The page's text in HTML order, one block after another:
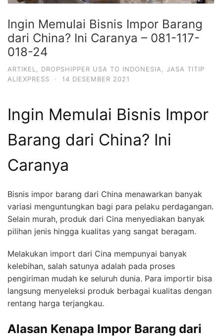
Ingin Memulai Bisnis Impor Barang
dari China? Ini Caranya – 081-117-
018-24
ARTIKEL DROPSHIPPER USA TO INDONESIA
JASA TITIP
ALIEXPRESS
· 14 DESEMBER 2021
Ingin Memulai Bisnis Impor
Barang dari China? Ini
Caranya
Bisnis impor barang dari China menawarkan banyak
variasi menguntungkan bagi para pelaku perdagangan.
Selain murah, produk dari Cina menyediakan banyak
pilihan jenis hingga kualitas yang sangat beragam.
Melakukan import dari Cina mempunyai banyak
kelebihan, salah satunya adalah pada proses
pengiriman mudah ke seluruh dunia. Para importir bisa
langsung menyeleksi produk berbagai kualitas dengan
rentang harga terjangkau.
Alasan Kenapa Impor Barang dari